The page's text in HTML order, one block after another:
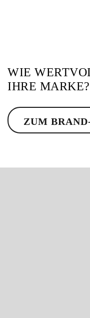
WIE
IHRE MARKE?
ZUM